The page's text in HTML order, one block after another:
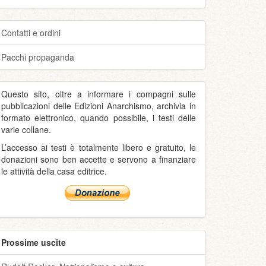
Contatti e ordini
Pacchi propaganda
Questo sito, oltre a informare i compagni sulle
pubblicazioni delle Edizioni Anarchismo, archivia in
formato elettronico, quando possibile, i testi delle
varie collane.
L’accesso ai testi è totalmente libero e gratuito, le
donazioni sono ben accette e servono a finanziare
le attività della casa editrice.
Prossime uscite